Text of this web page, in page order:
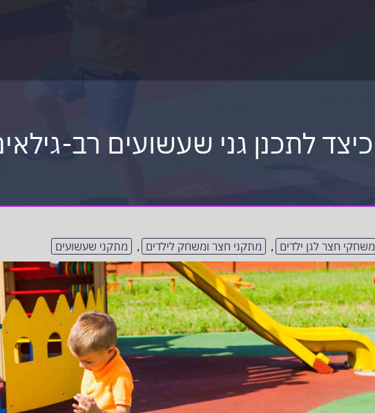
כיצד לתכנן גני שעשועים רב-
משחקי חצר לגן ילדים , מתקני חצר ומשחק לילדים , מתקני שעשועים